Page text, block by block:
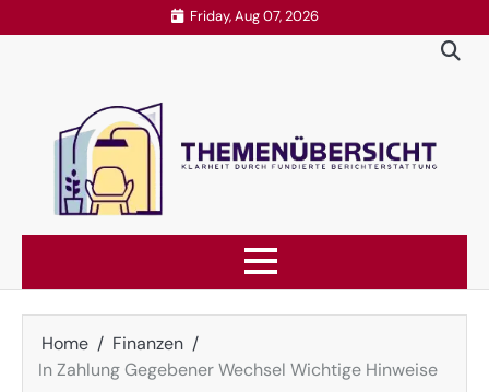
to
Friday, Aug 07, 2026
Home
Finanzen
In Zahlung Gegebener Wechsel Wichtige Hinweise